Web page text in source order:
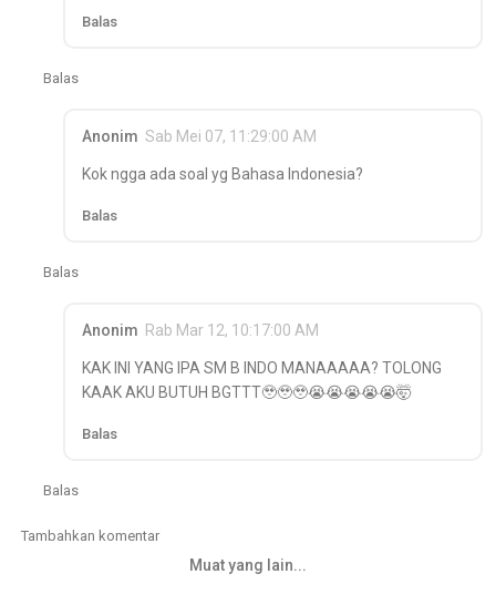
Balas
Balas
Anonim Sab Mei 07, 11:29:00 AM
Kok ngga ada soal yg Bahasa Indonesia?
Balas
Balas
Anonim Rab Mar 12, 10:17:00 AM
KAK INI YANG IPA SM B INDO MANAAAAA? TOLONG
KAAK AKU BUTUH BGTTT🥹🥹🥹😭😭😭😭😭🤯
Balas
Balas
Tambahkan komentar
Muat yang lain...